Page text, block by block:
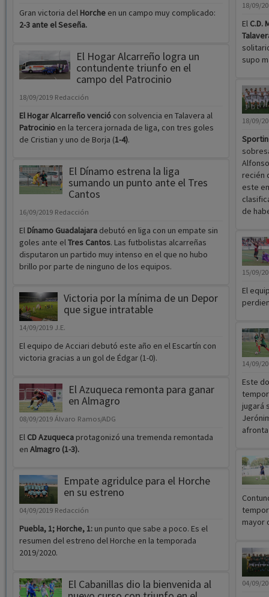
Gran victoria del Horcheen un campo muy complicado:
2-3 ante el Seseña.
El Hogar Alcarreño logra un
contundente triunfo en el
campo del Patrocinio
18/09/2019 Redacción
El Hogar Alcarreño venciócon solvencia en Talavera al
Patrocinioen la tercera jornada de liga, con tres goles
de Cristian y uno de Borja (1-4).
El Dínamo estrena la liga
sumando un punto ante el Tres
Cantos
16/09/2019 Redacción
El Dínamo Guadalajaradebutó en liga con un empate sin
goles ante elTres Cantos. Las futbolistas alcarreñas
disputaron un partido muy intenso en el que no hubo
brillo por parte de ninguno de los equipos.
Victoria por la mínima de un Depor
que sigue intratable
14/09/2019 J.E.
El equipo de Acciari debutó este año en el Escartín con
victoria gracias a un gol de Édgar (1-0).
El Azuqueca remonta para ganar
en Almagro
08/09/2019 Álvaro Ramos/ADG
El CD Azuquecaprotagonizó una tremenda remontada
en Almagro (1-3).
Empate agridulce para el Horche
en su estreno
04/09/2019 Redacción
Puebla, 1; Horche, 1:un punto que sabe a poco. Es el
resumen del estreno del Horche en la temporada
2019/2020.
El Cabanillas dio la bienvenida al
18/09/
El C.D.
supo
18/09/
recién
este
de
15/09/
El
14/09/
Este
jugará
mayor
04/09/